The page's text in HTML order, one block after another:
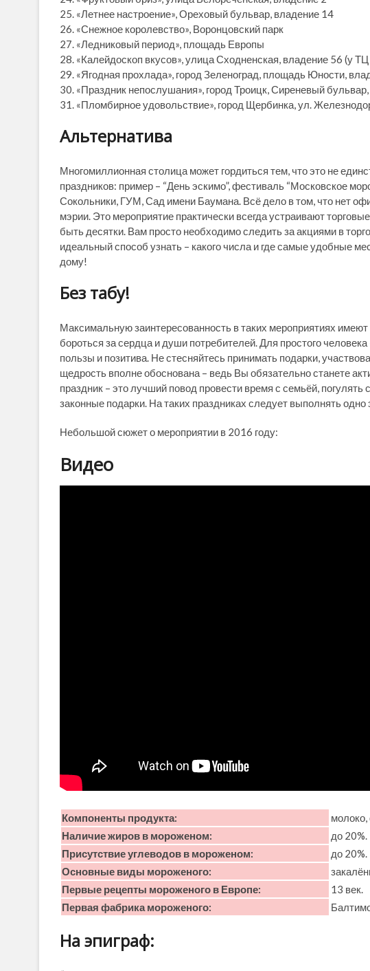
25. «Летнее настроение», Ореховый бульвар, владение 14
26. «Снежное королевство», Воронцовский парк
27. «Ледниковый период», площадь Европы
28. «Калейдоскоп вкусов», улица Сходненская, владение 56 (у
29. «Ягодная прохлада», город Зеленоград, площадь Юности,
30. «Праздник непослушания», город Троицк, Сиреневый
31. «Пломбирное удовольствие», город Щербинка, ул.
Альтернатива
Многомиллионная столица может гордиться тем, что это не
праздников: пример – “День эскимо”, фестиваль “Московское
Сокольники, ГУМ, Сад имени Баумана. Всё дело в том, что нет
мэрии. Это мероприятие практически всегда устраивают
быть десятки. Вам просто необходимо следить за акциями в
идеальный способ узнать – какого числа и где самые удобные
дому!
Без табу!
Максимальную заинтересованность в таких мероприятиях
бороться за сердца и души потребителей. Для простого
пользы и позитива. Не стесняйтесь принимать подарки,
щедрость вполне обоснована – ведь Вы обязательно станете
праздник – это лучший повод провести время с семьёй,
законные подарки. На таких праздниках следует выполнять
Небольшой сюжет о мероприятии в 2016 году:
Видео
Компоненты продукта:
молоко,
Наличие жиров в мороженом:
до 20%.
Присутствие углеводов в мороженом:
до 20%.
Основные виды мороженого:
Первые рецепты мороженого в Европе:
13 век.
Первая фабрика мороженого:
На эпиграф: